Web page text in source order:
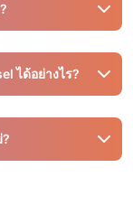
มือของเรา
ได้อย่างไร?
เจอร์ ZIP เพื่อ